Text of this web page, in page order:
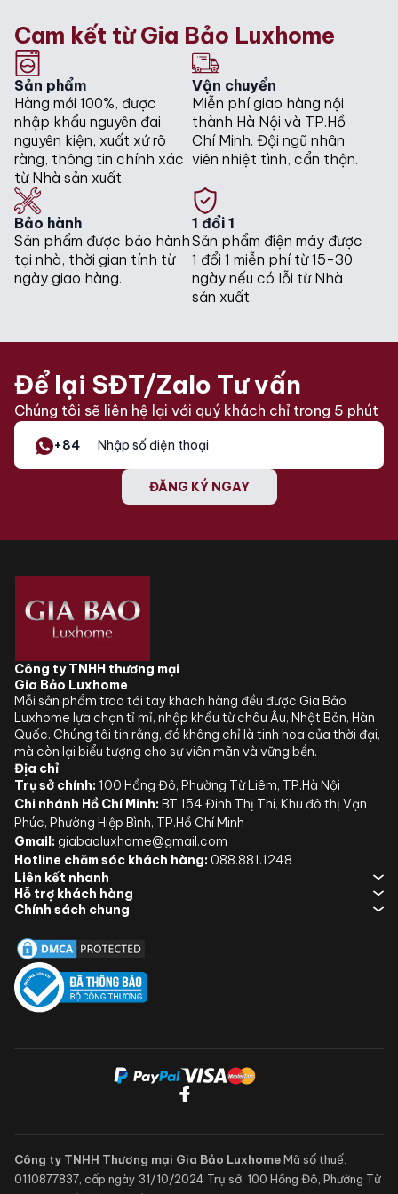
Công nghệ rửa
Tính năng an toàn
Chống rò rỉ WPS
Đèn báo bộ lọc
Khoá trẻ em an toàn
Độ ồn 41 dB
Tiện ích
– Kết nối thông minh
Miele@home
– Hệ thống giỏ linh
hoạt
– Ngăn kéo trên 3D
– Giá đỡ ly thủy tinh
– Khóa bảng điều
khiển
– Chức năng hẹn giờ
-Knock2open
– Hệ thống đèn Led
trực quan
Tiện ích
Tự động phân phối
Tự động đóng kín cửa
– AutoClose
Đèn báo đang hoạt
động
đến 24 giờ
Kết nối điều khiển
qua điện thoại với
Miele@home
Bảng điều khiển
Kích thước ô chờ
Kích thước thiết bị
49 kg
Lớp hiệu quả năng
lượng
A
Cam kết từ Gia Bảo Luxhome
Sản phẩm
Hàng mới 100%, được
nhập khẩu nguyên đai
nguyên kiện, xuất xứ rõ
ràng, thông tin chính xác
từ Nhà sản xuất.
Vận chuyển
Miễn phí giao hàng nội
thành Hà Nội và TP.Hồ
Chí Minh. Đội ngũ nhân
viên nhiệt tình, cẩn thận.
Bảo hành
Sản phẩm được bảo hành
tại nhà, thời gian tính từ
ngày giao hàng.
1 đổi 1
Sản phẩm điện máy được
1 đổi 1 miễn phí từ 15-30
ngày nếu có lỗi từ Nhà
sản xuất.
Để lại SĐT/Zalo Tư vấn
Chúng tôi sẽ liên hệ lại với quý khách chỉ trong 5 phút
+84
ĐĂNG KÝ NGAY
Công ty TNHH thương mại
Gia Bảo Luxhome
Mỗi sản phẩm trao tới tay khách hàng đều được Gia Bảo
Luxhome lựa chọn tỉ mỉ, nhập khẩu từ châu Âu, Nhật Bản, Hàn
Quốc. Chúng tôi tin rằng, đó không chỉ là tinh hoa của thời đại,
mà còn lại biểu tượng cho sự viên mãn và vững bền.
Địa chỉ
Trụ sở chính: 100 Hồng Đô, Phường Từ Liêm, TP.Hà Nội
Chi nhánh Hồ Chí Minh: BT 154 Đinh Thị Thi, Khu đô thị Vạn
Phúc, Phường Hiệp Bình, TP.Hồ Chí Minh
Gmail: giabaoluxhome@gmail.com
Hotline chăm sóc khách hàng: 088.881.1248
Liên kết nhanh
Hỗ trợ khách hàng
Chính sách chung
Công ty TNHH Thương mại Gia Bảo LuxhomeMã số thuế:
0110877837, cấp ngày 31/10/2024 Trụ sở: 100 Hồng Đô, Phường Từ